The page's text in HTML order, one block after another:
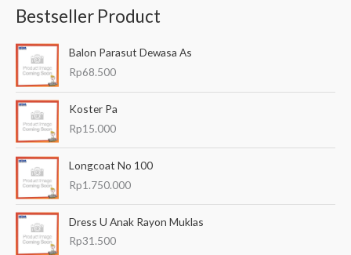
c
a
u
n
u
Bestseller Product
Balon Parasut Dewasa As
Rp68.500
Koster Pa
Rp15.000
Longcoat No 100
Rp1.750.000
Dress U Anak Rayon Muklas
Rp31.500